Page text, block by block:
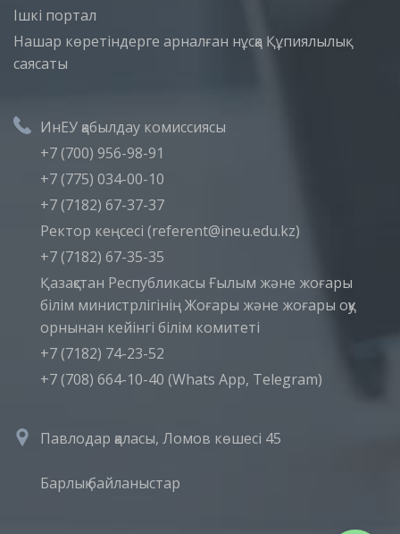
Iшкi портал
Нашар көретіндерге арналған нұсқа Құпиялылық
саясаты
ИнЕУ қабылдау комиссиясы
+7 (700) 956-98-91
+7 (775) 034-00-10
+7 (7182) 67-37-37
Ректор кеңсесі (referent@ineu.edu.kz)
+7 (7182) 67-35-35
Қазақстан Республикасы Ғылым және жоғары
білім министрлігінің Жоғары және жоғары оқу
орнынан кейінгі білім комитеті
+7 (7182) 74-23-52
+7 (708) 664-10-40 (Whats App, Telegram)
Павлодар қаласы, Ломов көшесі 45
Барлық байланыстар